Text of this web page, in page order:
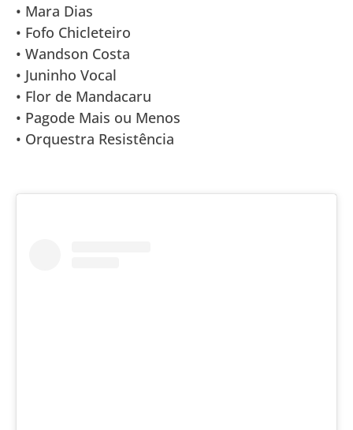
• Mara Dias
• Fofo Chicleteiro
• Wandson Costa
• Juninho Vocal
• Flor de Mandacaru
• Pagode Mais ou Menos
• Orquestra Resistência